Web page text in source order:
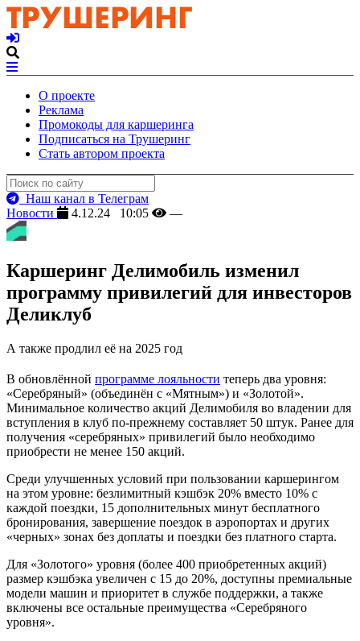
О проекте
Реклама
Промокоды для каршеринга
Подписаться на Трушеринг
Стать автором проекта
Наш канал в Телеграм
Новости
4.12.24 10:05 —
Каршеринг Делимобиль изменил
программу привилегий для инвесторов
Деликлуб
А также продлил её на 2025 год
В обновлённой программе лояльности теперь два уровня:
«Серебряный» (объединён с «Мятным») и «Золотой».
Минимальное количество акций Делимобиля во владении для
вступления в клуб по-прежнему составляет 50 штук. Ранее для
получения «серебряных» привилегий было необходимо
приобрести не менее 150 акций.
Среди улучшенных условий при пользовании каршерингом
на этом уровне: безлимитный кэшбэк 20% вместо 10% с
каждой поездки, 15 дополнительных минут бесплатного
бронирования, завершение поездок в аэропортах и других
«черных» зонах без доплаты и поездки без платного старта.
Для «Золотого» уровня (более 400 приобретенных акций)
размер кэшбэка увеличен с 15 до 20%, доступны премиальные
модели машин и приоритет в службе поддержки, а также
включены все остальные преимущества «Серебряного
уровня».